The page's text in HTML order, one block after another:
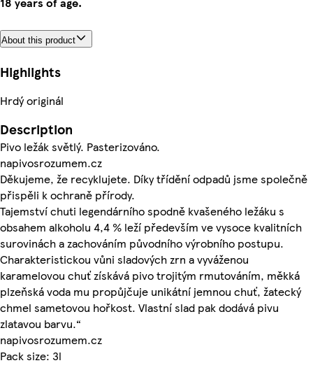
About this product
Highlights
Hrdý originál
Description
Pivo ležák světlý. Pasterizováno.
napivosrozumem.cz
Děkujeme, že recyklujete. Díky třídění odpadů jsme společně
přispěli k ochraně přírody.
Tajemství chuti legendárního spodně kvašeného ležáku s
obsahem alkoholu 4,4 % leží především ve vysoce kvalitních
surovinách a zachováním původního výrobního postupu.
Charakteristickou vůni sladových zrn a vyváženou
karamelovou chuť získává pivo trojitým rmutováním, měkká
plzeňská voda mu propůjčuje unikátní jemnou chuť, žatecký
chmel sametovou hořkost. Vlastní slad pak dodává pivu
zlatavou barvu.“
napivosrozumem.cz
Pack size: 3l